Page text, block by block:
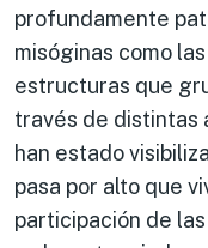
profundamente
misóginas como
estructuras que
través de distintas
han estado
pasa por alto que
participación de